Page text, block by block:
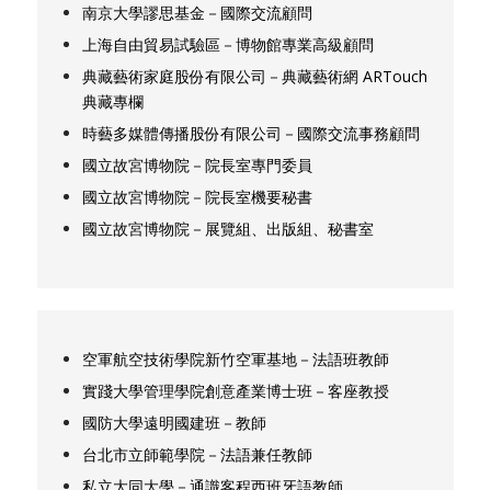
南京大學謬思基金－國際交流顧問
上海自由貿易試驗區－博物館專業高級顧問
典藏藝術家庭股份有限公司－典藏藝術網 ARTouch
典藏專欄
時藝多媒體傳播股份有限公司－國際交流事務顧問
國立故宮博物院－院長室專門委員
國立故宮博物院－院長室機要秘書
國立故宮博物院－展覽組、出版組、秘書室
空軍航空技術學院新竹空軍基地－法語班教師
實踐大學管理學院創意產業博士班－客座教授
國防大學遠明國建班－教師
台北市立師範學院－法語兼任教師